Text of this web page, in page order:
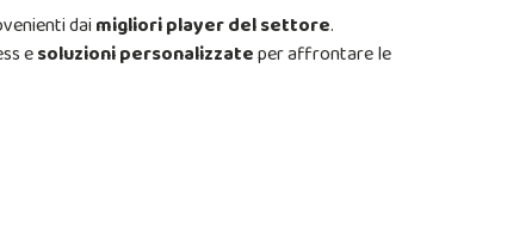
dai migliori player del settore.
esoluzioni personalizzateper affrontare le